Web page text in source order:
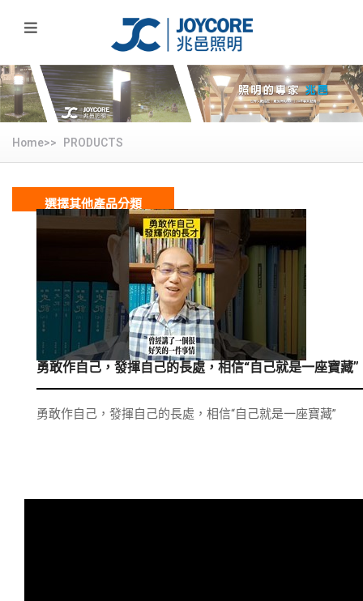
Home>> PRODUCTS
選擇其他產品分類
勇敢作自己，發揮自己的長處，相信“自己就是一座寶藏”
勇敢作自己，發揮自己的長處，相信“自己就是一座寶藏”